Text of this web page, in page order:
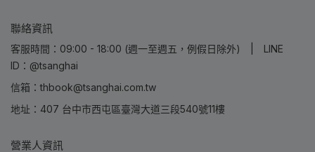
聯絡資訊
客服時間：09:00 - 18:00 (週一至週五，例假日除外) | LINE
ID：@tsanghai
信箱：thbook@tsanghai.com.tw
地址：407 台中市西屯區臺灣大道三段540號11樓
營業人資訊